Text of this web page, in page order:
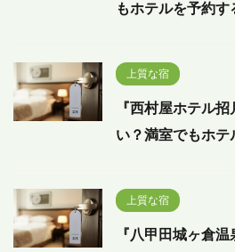
もホテルを予約す
上質な宿
『西村屋ホテル
い？満室でもホテ
上質な宿
『八甲田城ヶ倉